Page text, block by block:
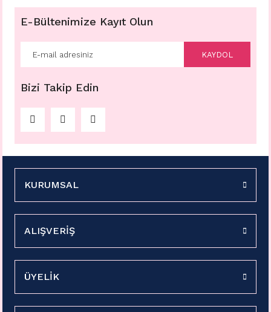
E-Bültenimize Kayıt Olun
KAYDOL
Bizi Takip Edin
KURUMSAL
ALIŞVERİŞ
ÜYELİK